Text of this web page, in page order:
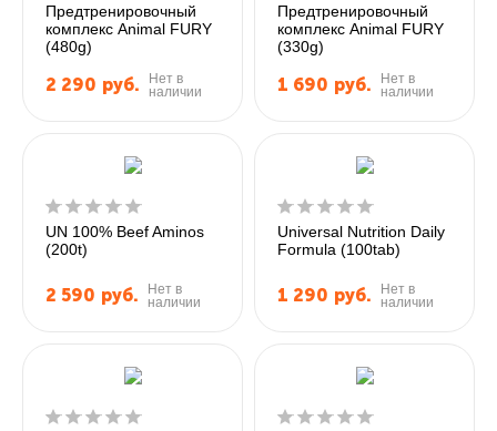
Предтренировочный
комплекс Animal FURY
(480g)
2 290 руб.
Нет в
наличии
Предтренировочный
комплекс Animal FURY
(330g)
1 690 руб.
Нет в
наличии
UN 100% Beef Aminos
(200t)
2 590 руб.
Нет в
наличии
Universal Nutrition Daily
Formula (100tab)
1 290 руб.
Нет в
наличии